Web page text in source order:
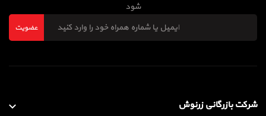
شود
عضویت
شرکت بازرگانی زرنوش